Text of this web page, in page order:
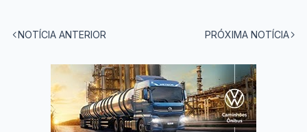
NOTÍCIA ANTERIOR PRÓXIMA NOTÍCIA